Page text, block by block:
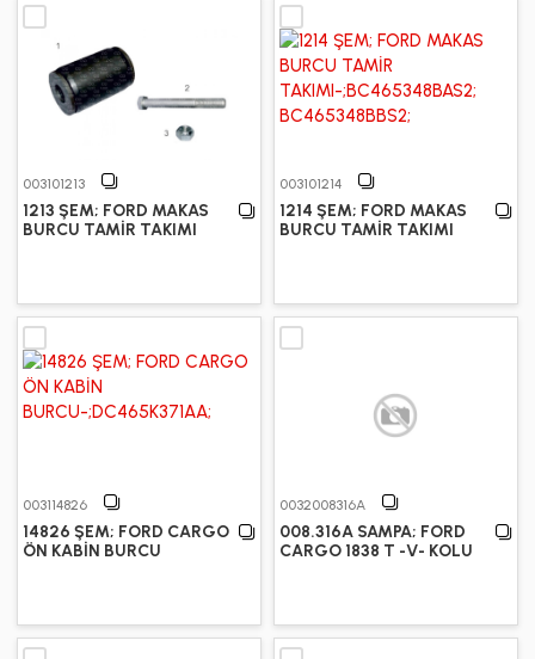
003101213
1213 ŞEM; FORD MAKAS
BURCU TAMİR TAKIMI
003101214
1214 ŞEM; FORD MAKAS
BURCU TAMİR TAKIMI
003114826
14826 ŞEM; FORD CARGO
ÖN KABİN BURCU
0032008316A
008.316A SAMPA; FORD
CARGO 1838 T -V- KOLU